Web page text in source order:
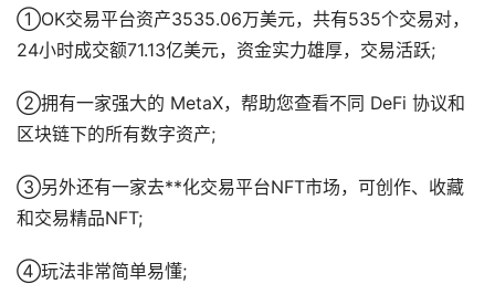
①OK交易平台资产3535.06万美元，共有535个交易对，
24小时成交额71.13亿美元，资金实力雄厚，交易活跃;
②拥有一家强大的 MetaX，帮助您查看不同 DeFi 协议和
区块链下的所有数字资产;
③另外还有一家去**化交易平台NFT市场，可创作、收藏
和交易精品NFT;
④玩法非常简单易懂;